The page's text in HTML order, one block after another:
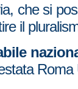
che si
il